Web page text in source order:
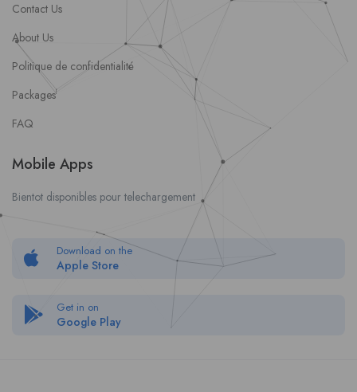
Contact Us
About Us
Politique de confidentialité
Packages
FAQ
Mobile Apps
Bientot disponibles pour telechargement
Download on the
Apple Store
Get in on
Google Play